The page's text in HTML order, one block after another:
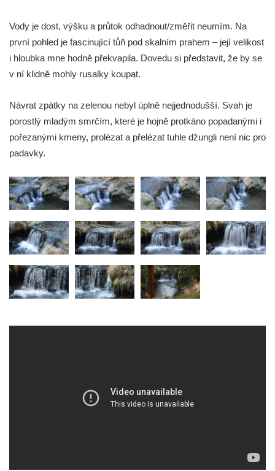
Mumlavský vodopád
Kamenický (Plochý) vodopád
Vaňovský vodopád
Vodopády na Černém Štolpichu (Skok a
Vodopád Černého potoka
Budovský vodopád
Olšinecký vodopád
Skleněné vodopády
Tambušské vodopády
Veleňské kaskády
Mojžířské vodopády
Rousínovský vodopád
Vody je dost, výšku a průtok odhadnout/změřit neumím. Na
první pohled je fascinující tůň pod skalním prahem – její velikost
i hloubka mne hodně překvapila. Dovedu si představit, že by se
v ní klidně mohly rusalky koupat.
Návrat zpátky na zelenou nebyl úplně nejjednodušší. Svah je
porostlý mladým smrčím, které je hojně protkáno popadanými i
pořezanými kmeny, prolézat a přelézat tuhle džungli není nic pro
padavky.